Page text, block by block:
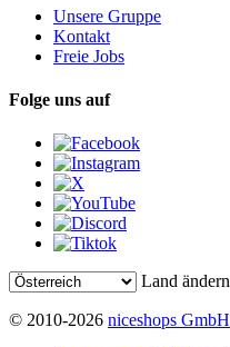
Unsere Gruppe
Kontakt
Freie Jobs
Folge uns auf
Land ändern
© 2010-2026 niceshops GmbH